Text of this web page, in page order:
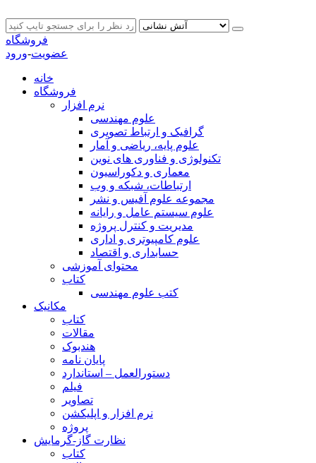
فروشگاه
عضویت-ورود
خانه
فروشگاه
نرم افزار
علوم مهندسی
گرافیک و ارتباط تصویری
علوم پایه، ریاضی و آمار
تکنولوژی و فناوری های نوین
معماری و دکوراسیون
ارتباطات، شبکه و وب
مجموعه علوم آفیس و نشر
علوم سیستم عامل و رایانه
مدیریت و کنترل پروژه
علوم کامپیوتری و اداری
حسابداری و اقتصاد
محتوای آموزشی
کتاب
کتب علوم مهندسی
مکانیک
کتاب
مقالات
هندبوک
پایان نامه
دستورالعمل – استاندارد
فیلم
تصاویر
نرم افزار و اپلیکشن
پروژه
نظارت گاز-گرمایش
کتاب